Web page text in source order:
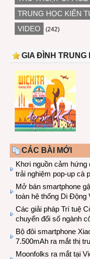
TRUNG HỌC KIẾN
VIDEO (242)
GIA ĐÌNH TRUNG
CÁC BÀI MỚI
Khơi nguồn cảm hứng
trải nghiệm pop-up cà
Mở bán smartphone
toàn hệ thống Di Động
Các giải pháp Trí tuệ
chuyển đổi số ngành
Bộ đôi smartphone
7.500mAh ra mắt thị
Moonfolks ra mắt tại